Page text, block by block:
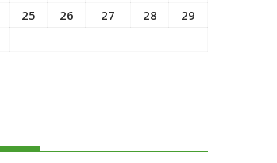
25 26 27 28
29